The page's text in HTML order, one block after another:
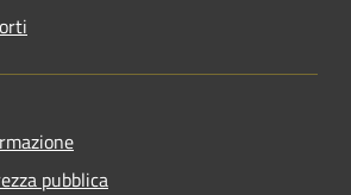
pubblica